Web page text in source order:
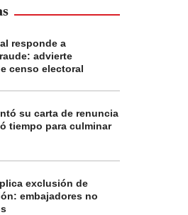
responde a
advierte
censo electoral
su carta de renuncia
tiempo para culminar
exclusión de
embajadores no